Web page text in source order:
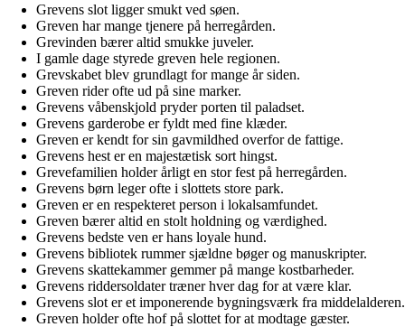
Grevens slot ligger smukt ved søen.
Greven har mange tjenere på herregården.
Grevinden bærer altid smukke juveler.
I gamle dage styrede greven hele regionen.
Grevskabet blev grundlagt for mange år siden.
Greven rider ofte ud på sine marker.
Grevens våbenskjold pryder porten til paladset.
Grevens garderobe er fyldt med fine klæder.
Greven er kendt for sin gavmildhed overfor de fattige.
Grevens hest er en majestætisk sort hingst.
Grevefamilien holder årligt en stor fest på herregården.
Grevens børn leger ofte i slottets store park.
Greven er en respekteret person i lokalsamfundet.
Greven bærer altid en stolt holdning og værdighed.
Grevens bedste ven er hans loyale hund.
Grevens bibliotek rummer sjældne bøger og manuskripter.
Grevens skattekammer gemmer på mange kostbarheder.
Grevens riddersoldater træner hver dag for at være klar.
Grevens slot er et imponerende bygningsværk fra middelalderen.
Greven holder ofte hof på slottet for at modtage gæster.